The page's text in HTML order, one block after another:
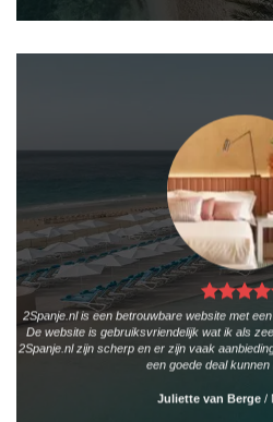
2Spanje.nl is een betrouwbare website met
De website is gebruiksvriendelijk wat ik als
2Spanje.nl zijn scherp en er zijn vaak
een goede deal kunnen
Juliette van Berge /